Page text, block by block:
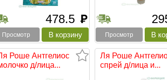
478.5 руб
Просмотр Просмотр
Роше Антгелиос
д/лица...
Ля Роше
спрей д/лица и...